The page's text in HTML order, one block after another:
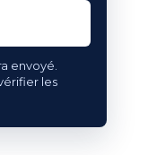
envoyé.
les